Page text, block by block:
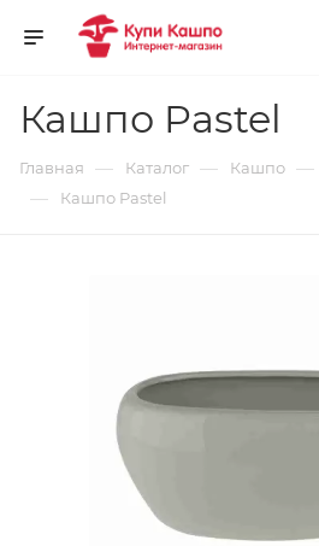
Кашпо Pastel
Главная — Каталог — Кашпо —
— Кашпо Pastel